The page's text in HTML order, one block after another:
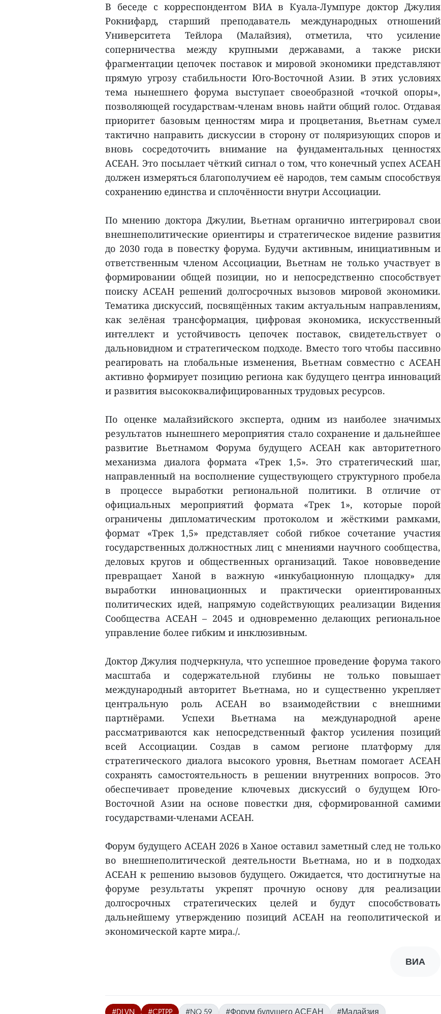
В беседе с корреспондентом ВИА в Куала-Лумпуре доктор Джулия
Рокнифард, старший преподаватель международных отношений
Университета Тейлора (Малайзия), отметила, что усиление
соперничества между крупными державами, а также риски
фрагментации цепочек поставок и мировой экономики представляют
прямую угрозу стабильности Юго-Восточной Азии. В этих условиях
тема нынешнего форума выступает своеобразной «точкой опоры»,
позволяющей государствам-членам вновь найти общий голос. Отдавая
приоритет базовым ценностям мира и процветания, Вьетнам сумел
тактично направить дискуссии в сторону от поляризующих споров и
вновь сосредоточить внимание на фундаментальных ценностях
АСЕАН. Это посылает чёткий сигнал о том, что конечный успех АСЕАН
должен измеряться благополучием её народов, тем самым способствуя
сохранению единства и сплочённости внутри Ассоциации.
По мнению доктора Джулии, Вьетнам органично интегрировал свои
внешнеполитические ориентиры и стратегическое видение развития
до 2030 года в повестку форума. Будучи активным, инициативным и
ответственным членом Ассоциации, Вьетнам не только участвует в
формировании общей позиции, но и непосредственно способствует
поиску АСЕАН решений долгосрочных вызовов мировой экономики.
Тематика дискуссий, посвящённых таким актуальным направлениям,
как зелёная трансформация, цифровая экономика, искусственный
интеллект и устойчивость цепочек поставок, свидетельствует о
дальновидном и стратегическом подходе. Вместо того чтобы пассивно
реагировать на глобальные изменения, Вьетнам совместно с АСЕАН
активно формирует позицию региона как будущего центра инноваций
и развития высококвалифицированных трудовых ресурсов.
По оценке малайзийского эксперта, одним из наиболее значимых
результатов нынешнего мероприятия стало сохранение и дальнейшее
развитие Вьетнамом Форума будущего АСЕАН как авторитетного
механизма диалога формата «Трек 1,5». Это стратегический шаг,
направленный на восполнение существующего структурного пробела
в процессе выработки региональной политики. В отличие от
официальных мероприятий формата «Трек 1», которые порой
ограничены дипломатическим протоколом и жёсткими рамками,
формат «Трек 1,5» представляет собой гибкое сочетание участия
государственных должностных лиц с мнениями научного сообщества,
деловых кругов и общественных организаций. Такое нововведение
превращает Ханой в важную «инкубационную площадку» для
выработки инновационных и практически ориентированных
политических идей, напрямую содействующих реализации Видения
Сообщества АСЕАН – 2045 и одновременно делающих региональное
управление более гибким и инклюзивным.
Доктор Джулия подчеркнула, что успешное проведение форума такого
масштаба и содержательной глубины не только повышает
международный авторитет Вьетнама, но и существенно укрепляет
центральную роль АСЕАН во взаимодействии с внешними
партнёрами. Успехи Вьетнама на международной арене
рассматриваются как непосредственный фактор усиления позиций
всей Ассоциации. Создав в самом регионе платформу для
стратегического диалога высокого уровня, Вьетнам помогает АСЕАН
сохранять самостоятельность в решении внутренних вопросов. Это
обеспечивает проведение ключевых дискуссий о будущем Юго-
Восточной Азии на основе повестки дня, сформированной самими
государствами-членами АСЕАН.
Форум будущего АСЕАН 2026 в Ханое оставил заметный след не только
во внешнеполитической деятельности Вьетнама, но и в подходах
АСЕАН к решению вызовов будущего. Ожидается, что достигнутые на
форуме результаты укрепят прочную основу для реализации
долгосрочных стратегических целей и будут способствовать
дальнейшему утверждению позиций АСЕАН на геополитической и
экономической карте мира./.
ВИА
#DLVN #CPTPP #NQ 59 #Форум будущего АСЕАН #Малайзия